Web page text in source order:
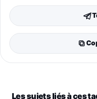
Les sujets liés à ces